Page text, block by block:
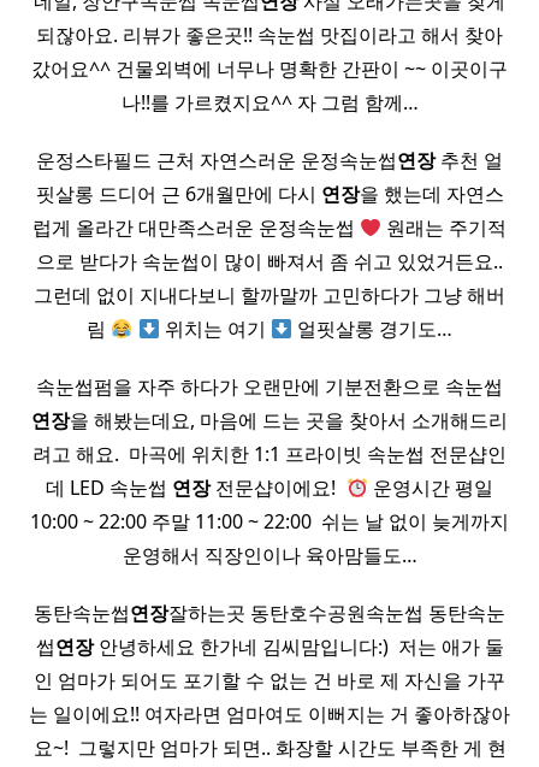
되잖아요. 리뷰가 좋은곳!! 속눈썹 맛집이라고 해서 찾아
갔어요^^ 건물외벽에 너무나 명확한 간판이 ~~ 이곳이구
나!!를 가르켰지요^^ 자 그럼 함께…
운정스타필드 근처 자연스러운 운정속눈썹연장추천 얼
핏살롱 드디어 근 6개월만에 다시 연장을 했는데 자연스
럽게 올라간 대만족스러운 운정속눈썹
원래는 주기적
으로 받다가 속눈썹이 많이 빠져서 좀 쉬고 있었거든요..
그런데 없이 지내다보니 할까말까 고민하다가 그냥 해버
림
위치는 여기 얼핏살롱 경기도…
속눈썹펌을 자주 하다가 오랜만에 기분전환으로 속눈썹
연장을 해봤는데요, 마음에 드는 곳을 찾아서 소개해드리
려고 해요. ​ 마곡에 위치한 1:1 프라이빗 속눈썹 전문샵인
데 LED 속눈썹 연장전문샵이에요! ​
운영시간 평일
10:00 ~ 22:00 주말 11:00 ~ 22:00 ​ 쉬는 날 없이 늦게까지
운영해서 직장인이나 육아맘들도…
동탄속눈썹연장잘하는곳 동탄호수공원속눈썹 동탄속눈
썹연장안녕하세요 한가네 김씨맘입니다:) ​ 저는 애가 둘
인 엄마가 되어도 포기할 수 없는 건 바로 제 자신을 가꾸
는 일이에요!! 여자라면 엄마여도 이뻐지는 거 좋아하잖아
요~! ​ 그렇지만 엄마가 되면.. 화장할 시간도 부족한 게 현